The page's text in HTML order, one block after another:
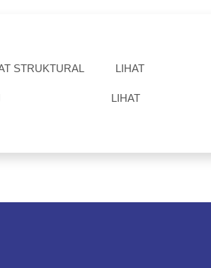
STRUKTURAL LIHAT
LIHAT